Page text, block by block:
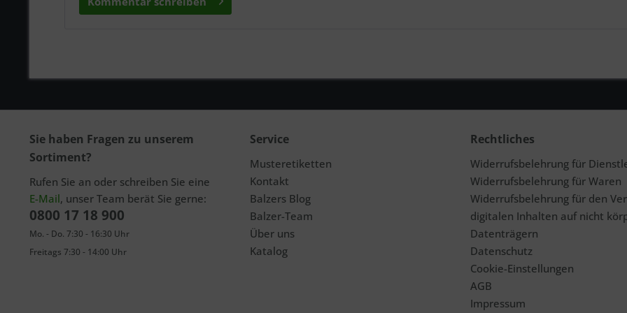
Sie haben Fragen zu unserem
Sortiment?
Rufen Sie an oder schreiben Sie eine
E-Mail, unser Team berät Sie gerne:
0800 17 18 900
Mo. - Do. 7:30 - 16:30 Uhr
Freitags 7:30 - 14:00 Uhr
Service
Musteretiketten
Kontakt
Balzers Blog
Balzer-Team
Über uns
Katalog
Rechtliches
Widerrufsbelehrung für
Widerrufsbelehrung für Waren
Widerrufsbelehrung für den
digitalen Inhalten auf nicht
Datenträgern
Datenschutz
Cookie-Einstellungen
AGB
Impressum